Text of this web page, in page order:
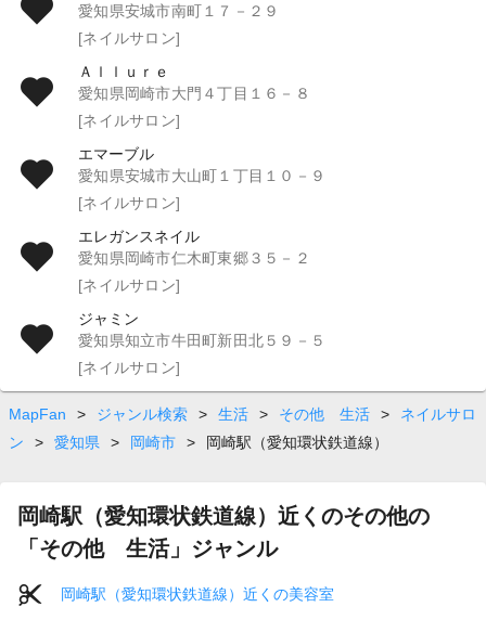
愛知県安城市南町１７－２９
[ネイルサロン]
Ａｌｌｕｒｅ
愛知県岡崎市大門４丁目１６－８
[ネイルサロン]
エマーブル
愛知県安城市大山町１丁目１０－９
[ネイルサロン]
エレガンスネイル
愛知県岡崎市仁木町東郷３５－２
[ネイルサロン]
ジャミン
愛知県知立市牛田町新田北５９－５
[ネイルサロン]
MapFan > ジャンル検索 > 生活 > その他 生活 >
ネイルサロ
ン
> 愛知県 > 岡崎市 > 岡崎駅（愛知環状鉄道線）
岡崎駅（愛知環状鉄道線）近くのその他の
「その他 生活」ジャンル
岡崎駅（愛知環状鉄道線）近くの美容室